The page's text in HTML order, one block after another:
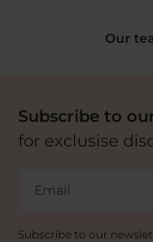
Our
Subscribe to
for exclusise
Email
Subscribe to our